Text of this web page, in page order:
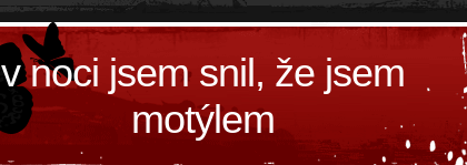
v noci jsem snil, že jsem
motýlem